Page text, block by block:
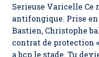
Serieuse Varicelle
antifongique. Prise en
Bastien, Christophe
contrat de protection
a bcp le stade. Tu